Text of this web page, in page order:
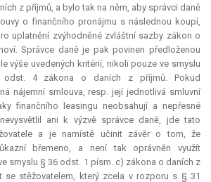
z příjmů, a bylo tak na něm, aby správci daně
o finančního pronájmu s následnou koupí,
uplatnění zvýhodněné zvláštní sazby zákon o
Správce daně je pak povinen předloženou
výše uvedených kritérií, nikoli pouze ve smyslu
4 zákona o daních z příjmů. Pokud
nájemní smlouva, resp. její jednotlivá smluvní
finančního leasingu neobsahují a nepřesné
ani k výzvě správce daně, jde tato
a je namístě učinit závěr o tom, že
břemeno, a není tak oprávněn využít
smyslu § 36 odst. 1 písm. c) zákona o daních z
se stěžovatelem, který zcela v rozporu s § 31